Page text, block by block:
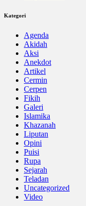
Kategori
Agenda
Akidah
Aksi
Anekdot
Artikel
Cermin
Cerpen
Fikih
Galeri
Islamika
Khazanah
Liputan
Opini
Puisi
Rupa
Sejarah
Teladan
Uncategorized
Video